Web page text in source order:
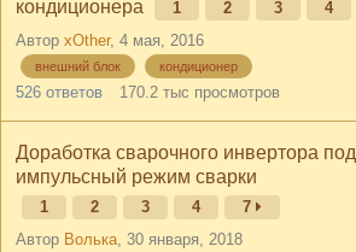
кондиционера
1 2 3 4
Автор xOther, 4 мая, 2016
внешний блок кондиционер
526 ответов 170.2 тыс просмотров
Доработка сварочного инвертора под
импульсный режим сварки
1 2 3 4
7
Автор Волька 30 января, 2018